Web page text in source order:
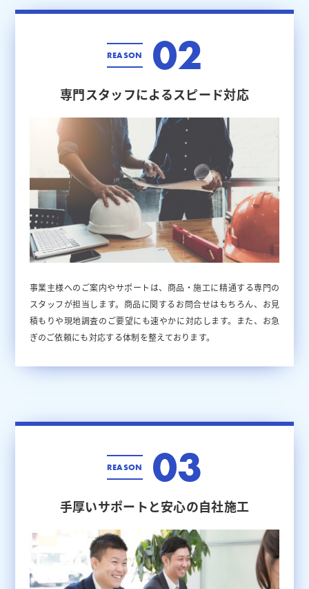
REASON 02
専門スタッフによるスピード対応
事業主様へのご案内やサポートは、商品・施工に精通する専門の
スタッフが担当します。商品に関するお問合せはもちろん、お見
積もりや現地調査のご要望にも速やかに対応します。また、お急
ぎのご依頼にも対応する体制を整えております。
REASON 03
手厚いサポートと安心の自社施工